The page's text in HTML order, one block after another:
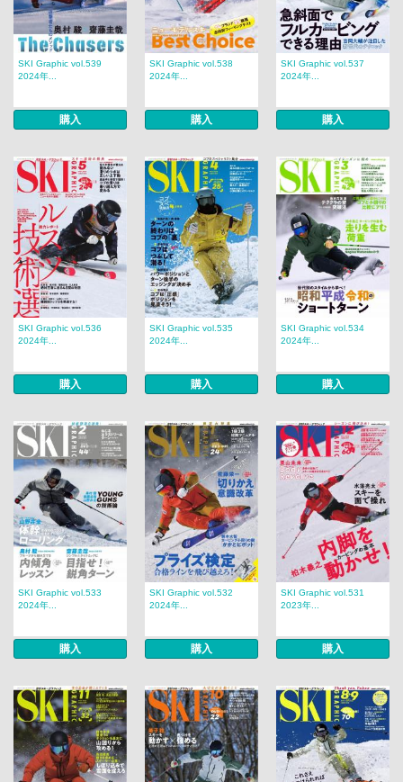
SKI Graphic vol.539
2024年...
購入
SKI Graphic vol.538
2024年...
購入
SKI Graphic vol.537
2024年...
購入
SKI Graphic vol.536
2024年...
購入
SKI Graphic vol.535
2024年...
購入
SKI Graphic vol.534
2024年...
購入
SKI Graphic vol.533
2024年...
購入
SKI Graphic vol.532
2024年...
購入
SKI Graphic vol.531
2023年...
購入